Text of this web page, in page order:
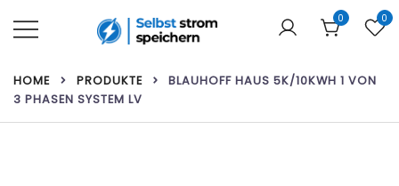
Inhalt
Solarmodule!
0 0
HOME PRODUKTE
BLAUHOFF HAUS 5K/10KWH 1 VON
3 PHASEN SYSTEM LV